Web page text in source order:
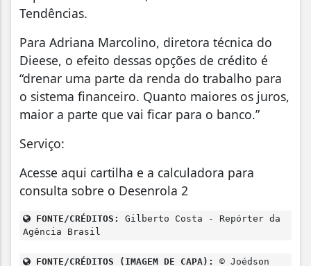
Tendências.
Para Adriana Marcolino, diretora técnica do
Dieese, o efeito dessas opções de crédito é
“drenar uma parte da renda do trabalho para
o sistema financeiro. Quanto maiores os juros,
maior a parte que vai ficar para o banco.”
Serviço:
Acesse aqui cartilha e a calculadora para
consulta sobre o Desenrola 2
FONTE/CRÉDITOS:
Gilberto Costa - Repórter da
Agência Brasil
FONTE/CRÉDITOS (IMAGEM DE CAPA):
© Joédson